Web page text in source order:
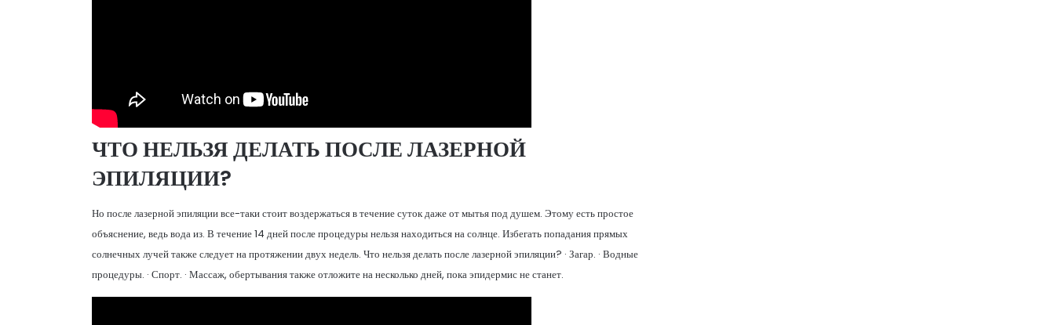
ЧТО НЕЛЬЗЯ ДЕЛАТЬ ПОСЛЕ ЛАЗЕРНОЙ
ЭПИЛЯЦИИ?
Но после лазерной эпиляции все-таки стоит воздержаться в течение суток даже от мытья под душем. Этому есть простое
объяснение, ведь вода из. В течение 14 дней после процедуры нельзя находиться на солнце. Избегать попадания прямых
солнечных лучей также следует на протяжении двух недель. Что нельзя делать после лазерной эпиляции? · Загар. · Водные
процедуры. · Спорт. · Массаж, обертывания также отложите на несколько дней, пока эпидермис не станет.